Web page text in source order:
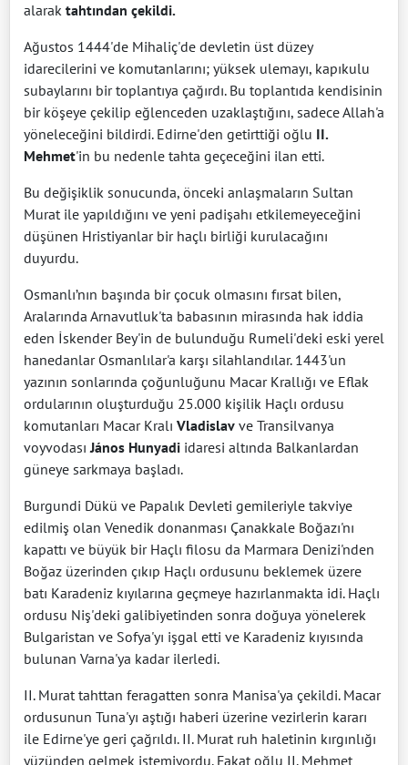
alarak tahtından çekildi.
Ağustos 1444'de Mihaliç'de devletin üst düzey
idarecilerini ve komutanlarını; yüksek ulemayı, kapıkulu
subaylarını bir toplantıya çağırdı. Bu toplantıda kendisinin
bir köşeye çekilip eğlenceden uzaklaştığını, sadece Allah'a
yöneleceğini bildirdi. Edirne'den getirttiği oğlu II.
Mehmet'in bu nedenle tahta geçeceğini ilan etti.
Bu değişiklik sonucunda, önceki anlaşmaların Sultan
Murat ile yapıldığını ve yeni padişahı etkilemeyeceğini
düşünen Hristiyanlar bir haçlı birliği kurulacağını
duyurdu.
Osmanlı’nın başında bir çocuk olmasını fırsat bilen,
Aralarında Arnavutluk'ta babasının mirasında hak iddia
eden İskender Bey'in de bulunduğu Rumeli'deki eski yerel
hanedanlar Osmanlılar'a karşı silahlandılar. 1443'un
yazının sonlarında çoğunluğunu Macar Krallığı ve Eflak
ordularının oluşturduğu 25.000 kişilik Haçlı ordusu
komutanları Macar Kralı Vladislav ve Transilvanya
voyvodasıJános Hunyadi idaresi altında Balkanlardan
güneye sarkmaya başladı.
Burgundi Dükü ve Papalık Devleti gemileriyle takviye
edilmiş olan Venedik donanması Çanakkale Boğazı'nı
kapattı ve büyük bir Haçlı filosu da Marmara Denizi'nden
Boğaz üzerinden çıkıp Haçlı ordusunu beklemek üzere
batı Karadeniz kıyılarına geçmeye hazırlanmakta idi. Haçlı
ordusu Niş'deki galibiyetinden sonra doğuya yönelerek
Bulgaristan ve Sofya'yı işgal etti ve Karadeniz kıyısında
bulunan Varna'ya kadar ilerledi.
II. Murat tahttan feragatten sonra Manisa'ya çekildi. Macar
ordusunun Tuna'yı aştığı haberi üzerine vezirlerin kararı
ile Edirne'ye geri çağrıldı. II. Murat ruh haletinin kırgınlığı
yüzünden gelmek istemiyordu. Fakat oğlu II. Mehmet